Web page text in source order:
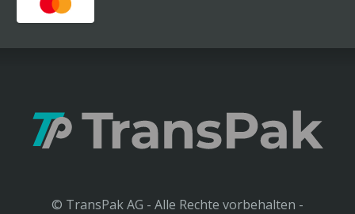
© TransPak AG - Alle Rechte vorbehalten -